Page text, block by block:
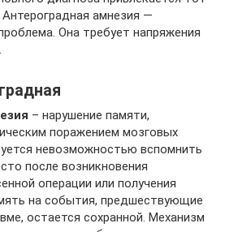
амнезия —
Она требует напряжения
– нарушение памяти,
поражением мозговых
невозможностью вспомнить
после возникновения
операции или получения
на события, предшествующие
остается сохранной. Механизм